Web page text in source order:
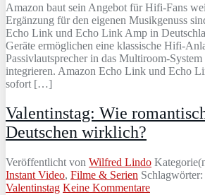
Amazon baut sein Angebot für Hifi-Fans
Ergänzung für den eigenen Musikgenuss
Echo Link und Echo Link Amp in
Geräte ermöglichen eine klassische Hifi-
Passivlautsprecher in das Multiroom-
integrieren. Amazon Echo Link und Echo
sofort […]
Valentinstag: Wie
Deutschen wirklich?
Veröffentlicht von Wilfred Lindo
Instant Video, Filme & Serien Schlagwörter:
Valentinstag Keine Kommentare